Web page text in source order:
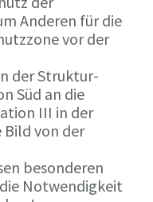
Anderen für die
vor der
der Struktur-
Süd an die
III in der
von der
besonderen
Notwendigkeit